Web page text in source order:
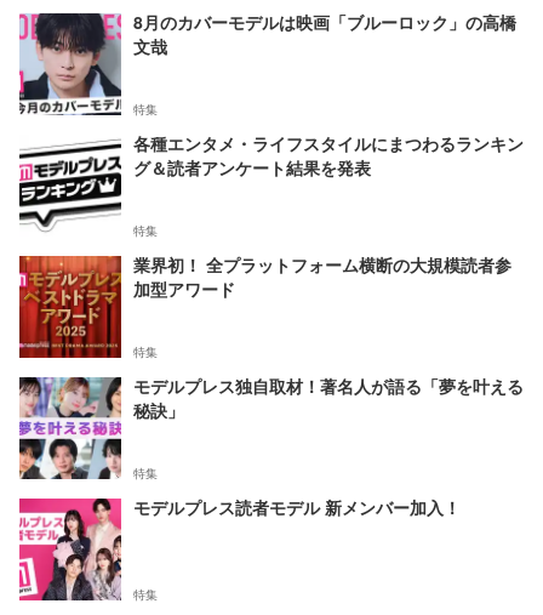
8月のカバーモデルは映画「ブルーロック」の高橋
文哉
特集
各種エンタメ・ライフスタイルにまつわるランキン
グ＆読者アンケート結果を発表
特集
業界初！ 全プラットフォーム横断の大規模読者参
加型アワード
特集
モデルプレス独自取材！著名人が語る「夢を叶える
秘訣」
特集
モデルプレス読者モデル 新メンバー加入！
特集